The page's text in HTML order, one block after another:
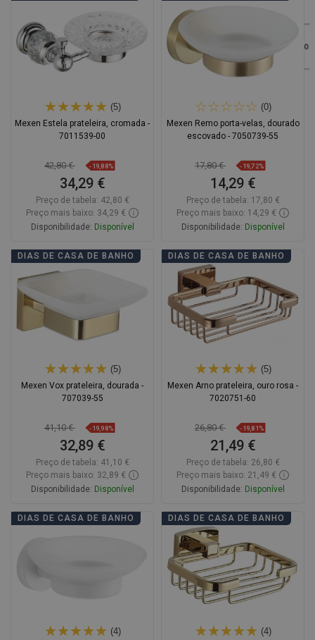
Favoritos Comparar
(5)
Mexen Estela prateleira, cromada -
7011539-00
42,80 € -19,88%
34,29 €
Preço de tabela: 42,80 €
Preço mais baixo: 34,29 €
Disponibilidade: Disponível
Adicionar
(0)
Mexen Remo porta-velas, dourado
escovado - 7050739-55
17,80 € -19,72%
14,29 €
Preço de tabela: 17,80 €
Preço mais baixo: 14,29 €
Disponibilidade: Disponível
Adicionar
favorite_border Favoritos
Comparar
DIAS DE CASA DE BANHO
(5)
Mexen Vox prateleira, dourada -
707039-55
41,10 € -19,98%
32,89 €
Preço de tabela: 41,10 €
Preço mais baixo: 32,89 €
Disponibilidade: Disponível
Adicionar
DIAS DE CASA DE BANHO
(5)
Mexen Arno prateleira, ouro rosa -
7020751-60
26,80 € -19,81%
21,49 €
Preço de tabela: 26,80 €
Preço mais baixo: 21,49 €
Disponibilidade: Disponível
Adicionar
favorite_border Favoritos
Comparar
DIAS DE CASA DE BANHO
(4)
DIAS DE CASA DE BANHO
(4)